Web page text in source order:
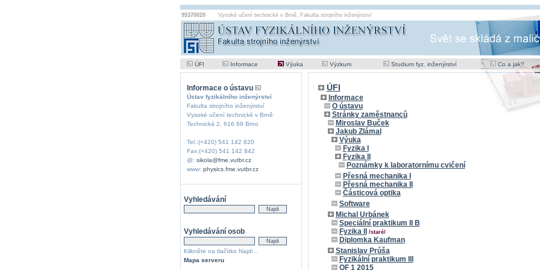
95370020 Vysoké učení technické v Brně, Fakulta strojního inženýrství
ÚFI Informace Výuka Výzkum Studium fyz. inženýrství Co a jak?
Informace o ústavu
Ústav fyzikálního inženýrství
Fakulta strojního inženýrství
Vysoké učení technické v Brně
Technická 2, 616 69 Brno
Tel.:(+420) 541 142 820
Fax:(+420) 541 142 842
@: sikola@fme.vutbr.cz
www: physics.fme.vutbr.cz
Vyhledávání
Vyhledávání osob
Klikněte na tlačítko Najdi ..
Mapa serveru
ÚFI
Informace
O ústavu
Stránky zaměstnanců
Miroslav Buček
Jakub Zlámal
Výuka
Fyzika I
Fyzika II
Poznámky k laboratornímu cvičení
Přesná mechanika I
Přesná mechanika II
Částicová optika
Software
Michal Urbánek
Speciální praktikum II B
Fyzika II
/staré/
Diplomka Kaufman
Stanislav Průša
Fyzikální praktikum III
OF 1 2015